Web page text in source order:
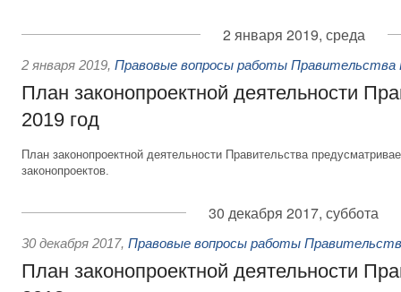
2 января 2019, среда
2 января 2019, Правовые вопросы работы Правительства
План законопроектной деятельности
2019 год
План законопроектной деятельности Правительства
законопроектов.
30 декабря 2017, суббота
30 декабря 2017, Правовые вопросы работы
План законопроектной деятельности